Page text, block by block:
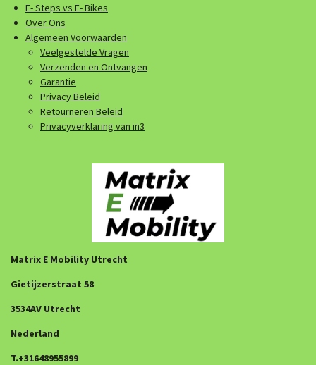
E- Steps vs E- Bikes
Over Ons
Algemeen Voorwaarden
Veelgestelde Vragen
Verzenden en Ontvangen
Garantie
Privacy Beleid
Retourneren Beleid
Privacyverklaring van in3
Matrix E Mobility Utrecht
Gietijzerstraat 58
3534AV Utrecht
Nederland
T.+31648955899